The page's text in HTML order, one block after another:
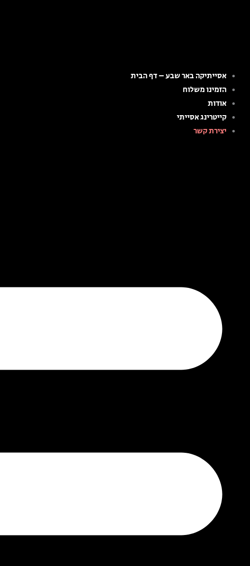
אסייתיקה באר שבע – דף הבית
הזמינו משלוח
אודות
קייטרינג אסייתי
יצירת קשר